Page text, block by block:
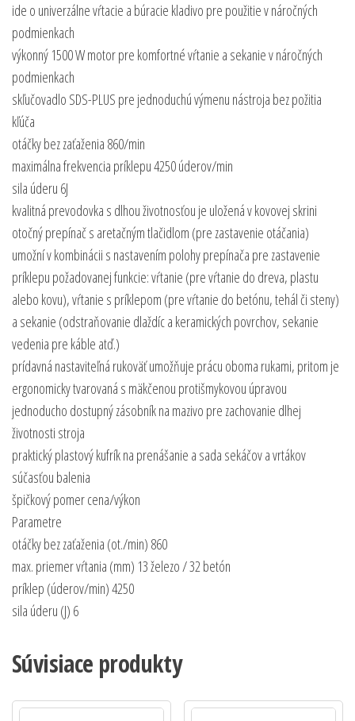
ide o univerzálne vŕtacie a búracie kladivo pre použitie v náročných
podmienkach
výkonný 1500 W motor pre komfortné vŕtanie a sekanie v náročných
podmienkach
skľučovadlo SDS-PLUS pre jednoduchú výmenu nástroja bez požitia
kľúča
otáčky bez zaťaženia 860/min
maximálna frekvencia príklepu 4250 úderov/min
sila úderu 6J
kvalitná prevodovka s dlhou životnosťou je uložená v kovovej skrini
otočný prepínač s aretačným tlačidlom (pre zastavenie otáčania)
umožní v kombinácii s nastavením polohy prepínača pre zastavenie
príklepu požadovanej funkcie: vŕtanie (pre vŕtanie do dreva, plastu
alebo kovu), vŕtanie s príklepom (pre vŕtanie do betónu, tehál či steny)
a sekanie (odstraňovanie dlaždíc a keramických povrchov, sekanie
vedenia pre káble atď.)
prídavná nastaviteľná rukoväť umožňuje prácu oboma rukami, pritom je
ergonomicky tvarovaná s mäkčenou protišmykovou úpravou
jednoducho dostupný zásobník na mazivo pre zachovanie dlhej
životnosti stroja
praktický plastový kufrík na prenášanie a sada sekáčov a vrtákov
súčasťou balenia
špičkový pomer cena/výkon
Parametre
otáčky bez zaťaženia (ot./min) 860
max. priemer vŕtania (mm) 13 železo / 32 betón
príklep (úderov/min) 4250
sila úderu (J) 6
Súvisiace produkty